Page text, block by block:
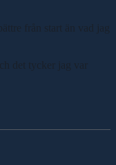
från start än vad jag
det tycker jag var